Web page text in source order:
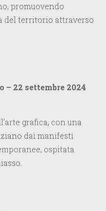
promuovendo
del territorio attraverso
– 22 settembre 2024
grafica, con una
dai manifesti
ospitata